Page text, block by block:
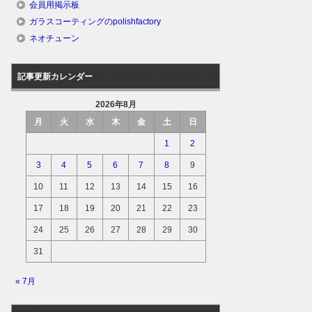
会員用掲示板
ガラスコーティングのpolishfactory
ネオチューン
記事更新カレンダー
2026年8月
月
火 水 木 金 土 日
1 2
3 4 5 6 7 8 9
10 11 12 13 14 15 16
17 18 19 20 21 22 23
24 25 26 27 28 29 30
31
« 7月